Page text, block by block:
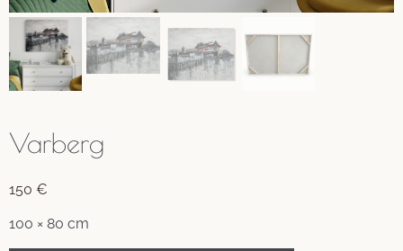
Varberg
150 €
100 × 80 cm